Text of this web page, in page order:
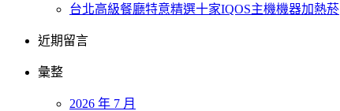
台北高級餐廳特意精選十家IQOS主機機器加熱菸
近期留言
彙整
2026 年 7 月